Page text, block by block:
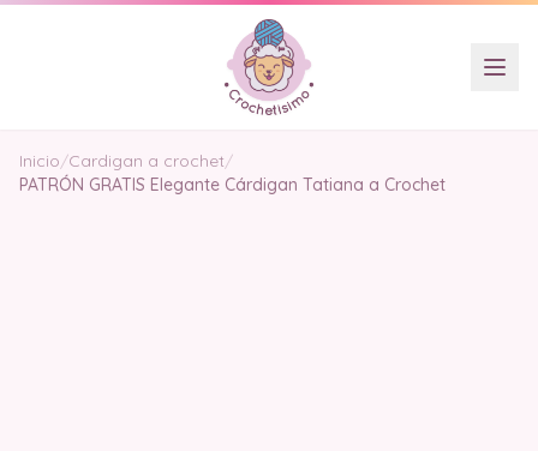
Inicio/Cardigan a crochet/
PATRÓN GRATIS Elegante Cárdigan Tatiana a Crochet